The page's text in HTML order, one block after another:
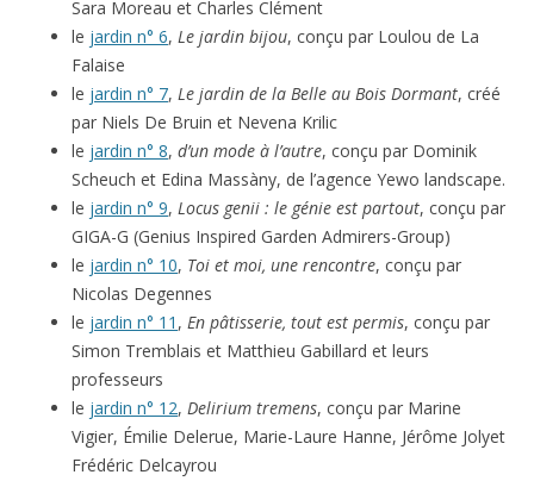
Sara Moreau et Charles Clément
le jardin n° 6, Le jardin bijou, conçu par Loulou de La
Falaise
le jardin n° 7, Le jardin de la Belle au Bois Dormant, créé
par Niels De Bruin et Nevena Krilic
le jardin n° 8, d’un mode à l’autre, conçu par Dominik
Scheuch et Edina Massàny, de l’agence Yewo landscape.
le jardin n° 9, Locus genii : le génie est partout, conçu par
GIGA-G (Genius Inspired Garden Admirers-Group)
le jardin n° 10, Toi et moi, une rencontre, conçu par
Nicolas Degennes
le jardin n° 11 , En pâtisserie, tout est permis, conçu par
Simon Tremblais et Matthieu Gabillard et leurs
professeurs
le jardin n° 12, Delirium tremens, conçu par Marine
Vigier, Émilie Delerue, Marie-Laure Hanne, Jérôme Jolyet
Frédéric Delcayrou